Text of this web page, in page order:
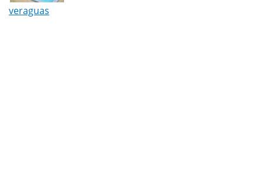
veraguas